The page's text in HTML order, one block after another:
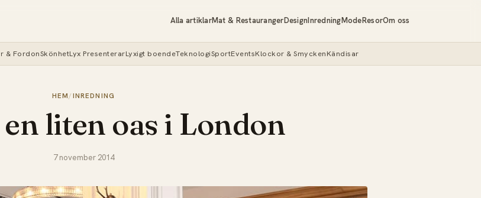
Alla artiklarMat & RestaurangerDesignInredningModeResorOm oss
& FordonSkönhetLyx PresenterarLyxigt boendeTeknologiSportEventsKlockor & SmyckenKändisar
HEM/ INREDNING
liten oas i London
7 november 2014